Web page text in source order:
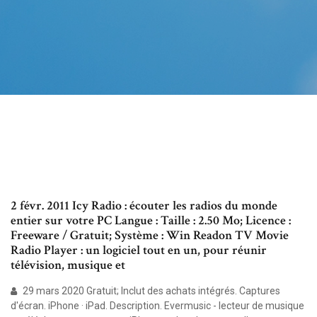
2 févr. 2011 Icy Radio : écouter les radios du monde
entier sur votre PC Langue : Taille : 2.50 Mo; Licence :
Freeware / Gratuit; Système : Win Readon TV Movie
Radio Player : un logiciel tout en un, pour réunir
télévision, musique et
29 mars 2020 Gratuit; Inclut des achats intégrés. Captures
d'écran. iPhone · iPad. Description. Evermusic - lecteur de musique